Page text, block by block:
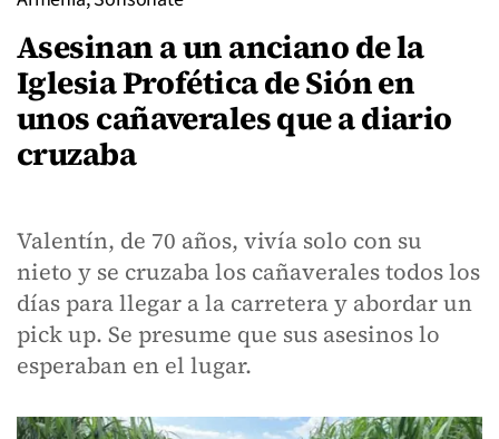
Asesinan a un anciano de la
Iglesia Profética de Sión en
unos cañaverales que a diario
cruzaba
Valentín, de 70 años, vivía solo con su
nieto y se cruzaba los cañaverales todos los
días para llegar a la carretera y abordar un
pick up. Se presume que sus asesinos lo
esperaban en el lugar.